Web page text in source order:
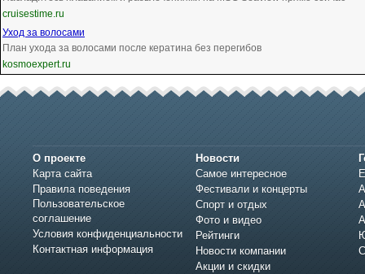
cruisestime.ru
Уход за волосами
План ухода за волосами после кератина без перегибов
kosmoexpert.ru
О проекте
Карта сайта
Правила поведения
Пользовательское
соглашение
Условия конфиденциальности
Контактная информация
Новости
Самое интересное
Фестивали и концерты
Спорт и отдых
Фото и видео
Рейтинги
Новости компании
Акции и скидки